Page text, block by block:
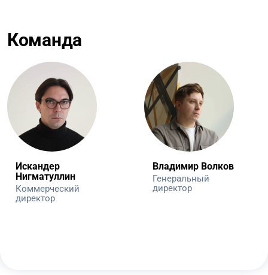
Команда
Искандер
Нигматуллин
Коммерческий
директор
Владимир Волков
Генеральный
директор